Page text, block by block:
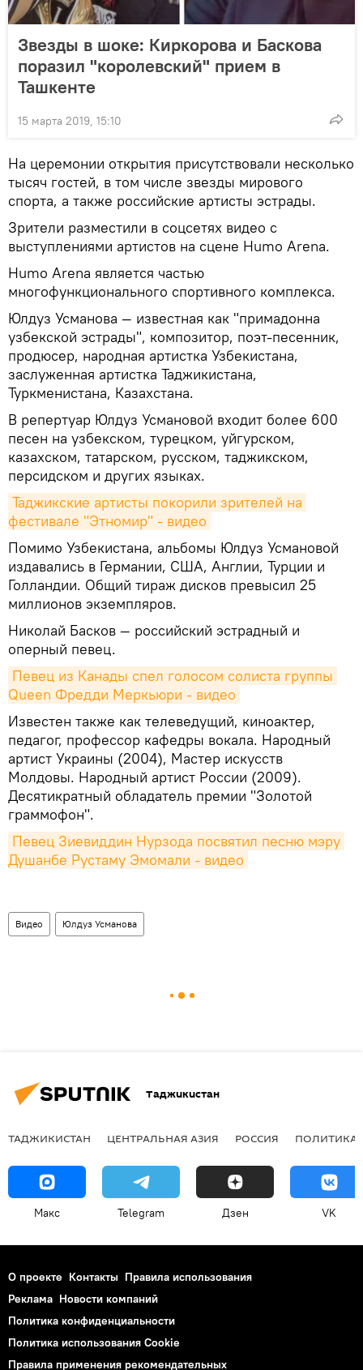
Звезды в шоке: Киркорова и Баскова
поразил "королевский" прием в
Ташкенте
15 марта 2019, 15:10
На церемонии открытия присутствовали несколько
тысяч гостей, в том числе звезды мирового
спорта, а также российские артисты эстрады.
Зрители разместили в соцсетях видео с
выступлениями артистов на сцене Humo Arena.
Humo Arena является частью
многофункционального спортивного комплекса.
Юлдуз Усманова — известная как "примадонна
узбекской эстрады", композитор, поэт-песенник,
продюсер, народная артистка Узбекистана,
заслуженная артистка Таджикистана,
Туркменистана, Казахстана.
В репертуар Юлдуз Усмановой входит более 600
песен на узбекском, турецком, уйгурском,
казахском, татарском, русском, таджикском,
персидском и других языках.
Таджикские артисты покорили зрителей на
фестивале "Этномир" - видео
Помимо Узбекистана, альбомы Юлдуз Усмановой
издавались в Германии, США, Англии, Турции и
Голландии. Общий тираж дисков превысил 25
миллионов экземпляров.
Николай Басков — российский эстрадный и
оперный певец.
Певец из Канады спел голосом солиста группы
Queen Фредди Меркьюри - видео
Известен также как телеведущий, киноактер,
педагог, профессор кафедры вокала. Народный
артист Украины (2004), Мастер искусств
Молдовы. Народный артист России (2009).
Десятикратный обладатель премии "Золотой
граммофон".
Певец Зиевиддин Нурзода посвятил песню мэру
Душанбе Рустаму Эмомали - видео
Видео Юлдуз Усманова
Таджикистан
ТАДЖИКИСТАН ЦЕНТРАЛЬНАЯ АЗИЯ РОССИЯ ПОЛИТИКА
Макс Telegram Дзен VK
О проекте Контакты Правила использования
Реклама Новости компаний
Политика конфиденциальности
Политика использования Cookie
Правила применения рекомендательных